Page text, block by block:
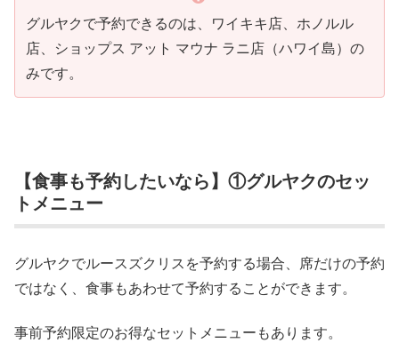
グルヤクで予約できるのは、ワイキキ店、ホノルル
店、ショップス アット マウナ ラニ店（ハワイ島）の
みです。
【食事も予約したいなら】①グルヤクのセッ
トメニュー
グルヤクでルースズクリスを予約する場合、席だけの予約
ではなく、食事もあわせて予約することができます。
事前予約限定のお得なセットメニューもあります。